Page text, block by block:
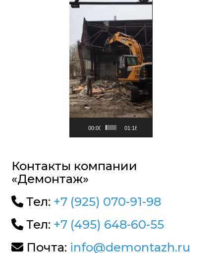
00:00 01:18
Контакты компании
«Демонтаж»
Тел: +7 (925) 070-91-98
Тел: +7 (495) 648-60-55
Почта: info@demontazh.ru